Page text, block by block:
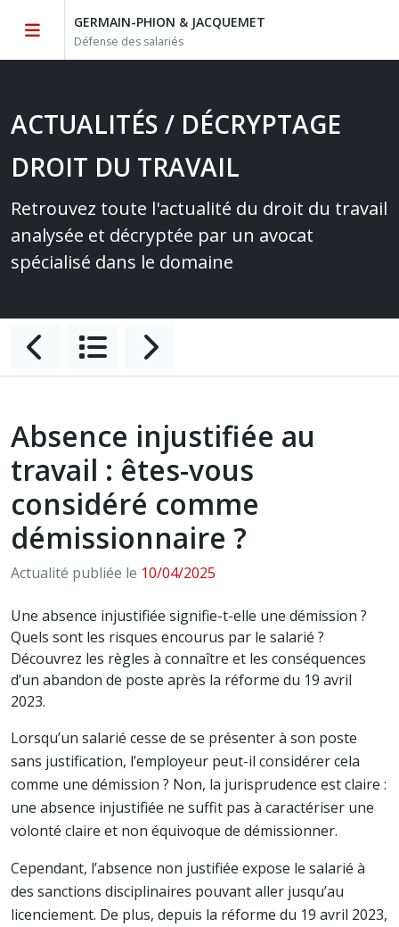
GERMAIN-PHION & JACQUEMET
Défense des salariés
ACTUALITÉS / DÉCRYPTAGE
DROIT DU TRAVAIL
Retrouvez toute l'actualité du droit du travail
analysée et décryptée par un avocat
spécialisé dans le domaine
Absence injustifiée au
travail : êtes-vous
considéré comme
démissionnaire ?
Actualité publiée le 10/04/2025
Une absence injustifiée signifie-t-elle une démission ?
Quels sont les risques encourus par le salarié ?
Découvrez les règles à connaître et les conséquences
d’un abandon de poste après la réforme du 19 avril
2023.
Lorsqu’un salarié cesse de se présenter à son poste
sans justification, l’employeur peut-il considérer cela
comme une démission ? Non, la jurisprudence est claire :
une absence injustifiée ne suffit pas à caractériser une
volonté claire et non équivoque de démissionner.
Cependant, l’absence non justifiée expose le salarié à
des sanctions disciplinaires pouvant aller jusqu’au
licenciement. De plus, depuis la réforme du 19 avril 2023,